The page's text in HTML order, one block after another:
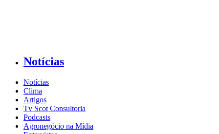
Notícias
Notícias
Clima
Artigos
Tv Scot Consultoria
Podcasts
Agronegócio na Mídia